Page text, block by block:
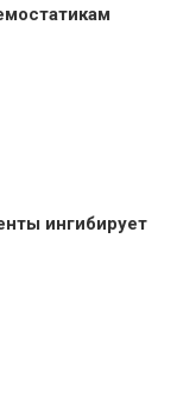
ингибирует